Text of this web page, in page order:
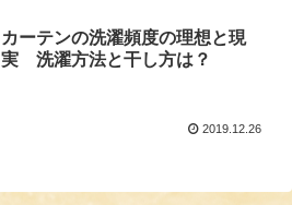
カーテンの洗濯頻度の理想と現
実 洗濯方法と干し方は？
2019.12.26